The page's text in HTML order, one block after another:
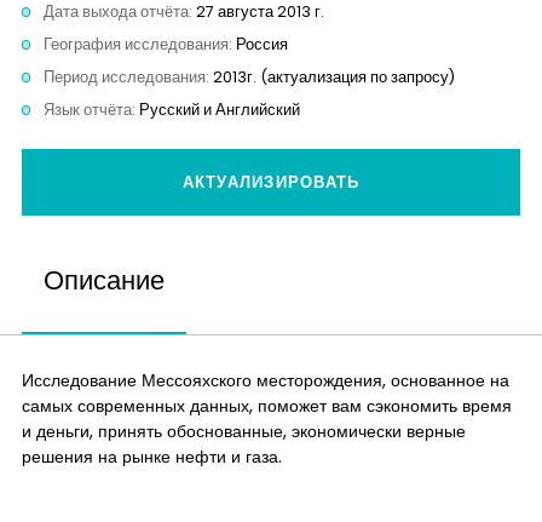
Контакты
Дата выхода отчёта: 27 августа 2013 г.
География исследования: Россия
Период исследования: 2013г. (актуализация по запросу)
Язык отчёта: Русский и Английский
АКТУАЛИЗИРОВАТЬ
Описание
Исследование Мессояхского месторождения, основанное на
самых современных данных, поможет вам сэкономить время
и деньги, принять обоснованные, экономически верные
решения на рынке нефти и газа.